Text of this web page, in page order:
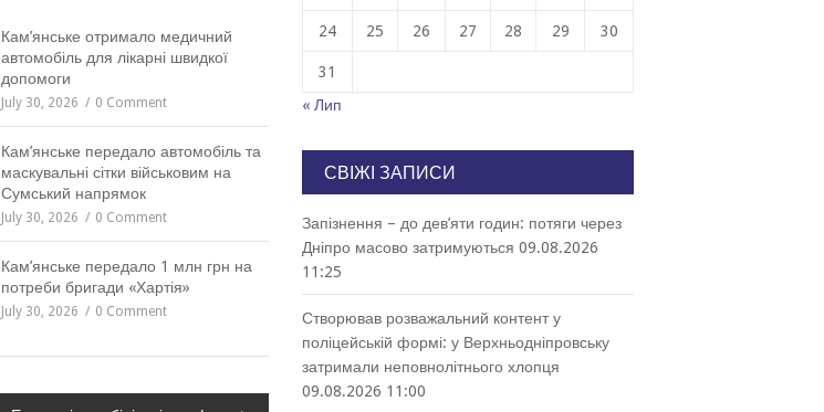
Кам’янське отримало медичний
автомобіль для лікарні швидкої
допомоги
July 30, 2026 0 Comment
Кам’янське передало автомобіль та
маскувальні сітки військовим на
Сумський напрямок
July 30, 2026 0 Comment
Кам’янське передало 1 млн грн на
потреби бригади «Хартія»
July 30, 2026 0 Comment
24 25 26 27 28 29 30
31
« Лип
СВІЖІ ЗАПИСИ
Запізнення – до дев’яти годин: потяги через
Дніпро масово затримуються 09.08.2026
11:25
Створював розважальний контент у
поліцейській формі: у Верхньодніпровську
затримали неповнолітнього хлопця
09.08.2026 11:00